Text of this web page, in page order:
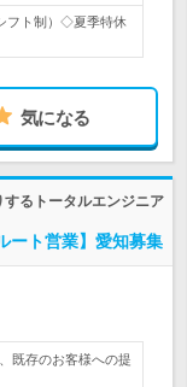
フト制）◇夏季特休
気になる
るトータルエンジニア
ート営業】愛知募集
既存のお客様への提